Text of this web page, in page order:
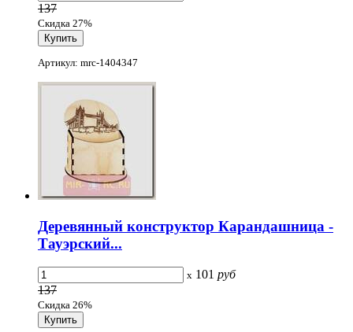
137
Скидка 27%
Артикул: mrc-1404347
Деревянный конструктор Карандашница -
Тауэрский...
x 101 руб
137
Скидка 26%